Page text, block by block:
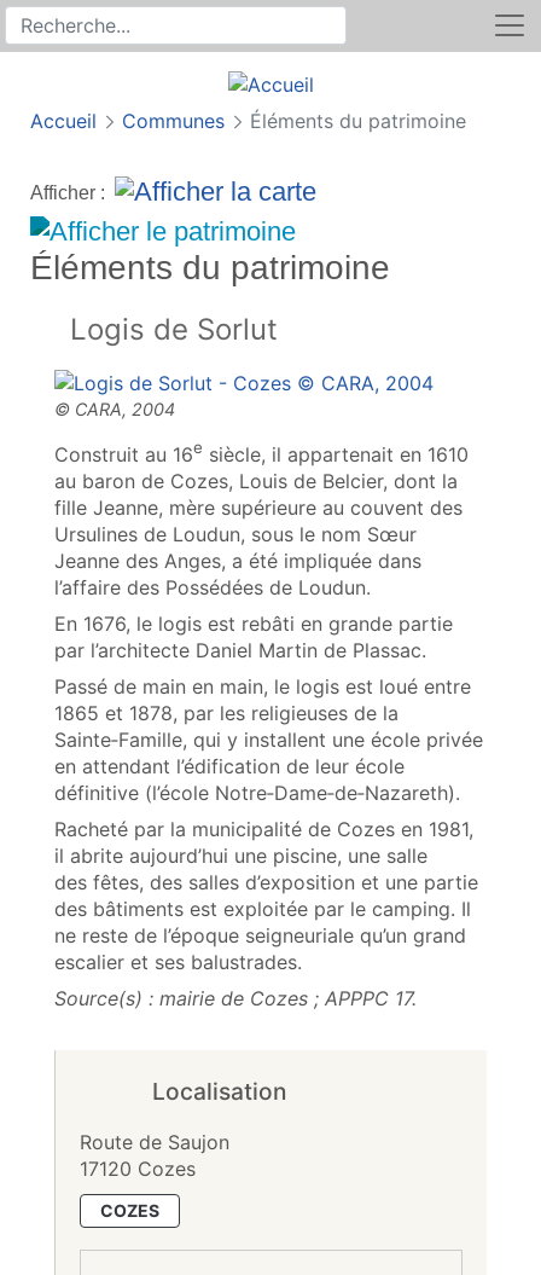
Recherche sur le site
Rechercher
Accueil Communes Éléments du patrimoine
Afficher :
Éléments du patrimoine
Logis de Sorlut
Construit au 16e siècle, il appartenait en 1610
au baron de Cozes, Louis de Belcier, dont la
fille Jeanne, mère supérieure au couvent des
Ursulines de Loudun, sous le nom Sœur
Jeanne des Anges, a été impliquée dans
l’affaire des Possédées de Loudun.
En 1676, le logis est rebâti en grande partie
par l’architecte Daniel Martin de Plassac.
Passé de main en main, le logis est loué entre
1865 et 1878, par les religieuses de la
Sainte‑Famille, qui y installent une école privée
en attendant l’édification de leur école
définitive (l’école Notre‑Dame‑de‑Nazareth).
Racheté par la municipalité de Cozes en 1981,
il abrite aujourd’hui une piscine, une salle
des fêtes, des salles d’exposition et une partie
des bâtiments est exploitée par le camping. Il
ne reste de l’époque seigneuriale qu’un grand
escalier et ses balustrades.
Source(s) : mairie de Cozes ; APPPC 17.
Localisation
Route de Saujon
17120 Cozes
COZES